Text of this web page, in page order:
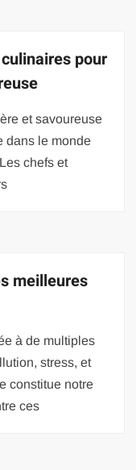
pour
et savoureuse
dans le monde
chefs et
meilleures
à de multiples
stress, et
constitue notre
ces